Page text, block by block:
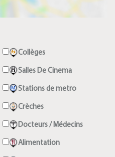
Collèges
Salles De Cinema
Stations de metro
Crèches
Docteurs / Médecins
Alimentation